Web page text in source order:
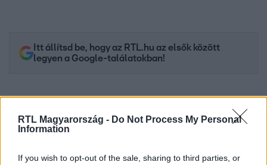
RTL Magyarország - Do Not Process My Personal
Information
If you wish to opt-out of the sale, sharing to third parties, or
Itt állítsd be, hogy az RTL.hu az elsők között
legyen a Google-találatokban!